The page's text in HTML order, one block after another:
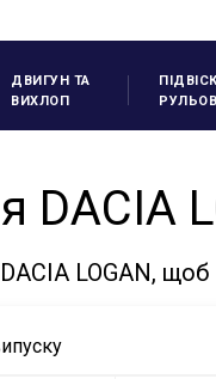
ДВИГУН ТА
ВИХЛОП
DACIA
LOGAN,